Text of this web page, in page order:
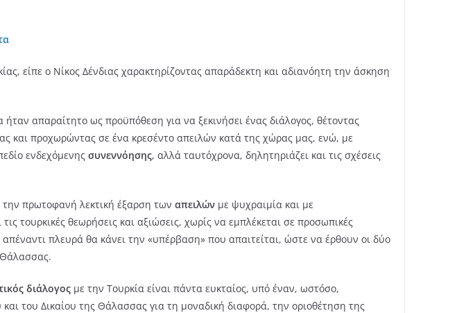
είπε ο Νίκος Δένδιας χαρακτηρίζοντας απαράδεκτη και αδιανόητη την άσκηση
απαραίτητο ως προϋπόθεση για να ξεκινήσει ένας διάλογος, θέτοντας
και προχωρώντας σε ένα κρεσέντο απειλών κατά της χώρας μας, ενώ, με
ενδεχόμενης συνεννόησης, αλλά ταυτόχρονα, δηλητηριάζει και τις σχέσεις
πρωτοφανή λεκτική έξαρση των απειλών με ψυχραιμία και με
τουρκικές θεωρήσεις και αξιώσεις, χωρίς να εμπλέκεται σε προσωπικές
πλευρά θα κάνει την «υπέρβαση» που απαιτείται, ώστε να έρθουν οι δύο
Θάλασσας.
διάλογος με την Τουρκία είναι πάντα ευκταίος, υπό έναν, ωστόσο,
του Δικαίου της Θάλασσας για τη μοναδική διαφορά, την οριοθέτηση της